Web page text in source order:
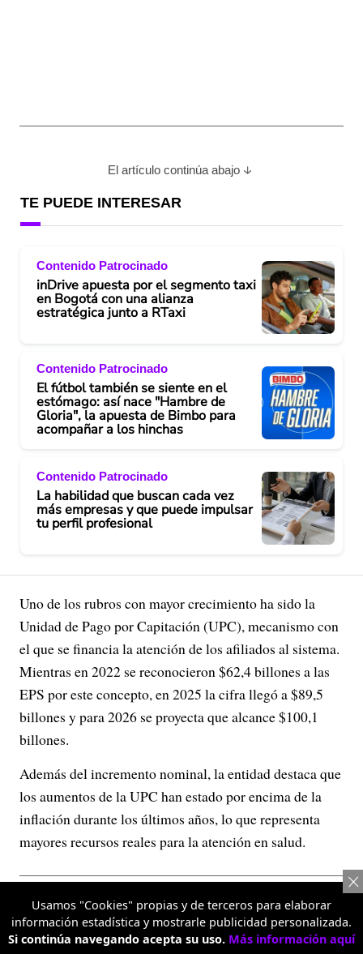
El artículo continúa abajo
TE PUEDE INTERESAR
Contenido Patrocinado
inDrive apuesta por el segmento taxi
en Bogotá con una alianza
estratégica junto a RTaxi
Contenido Patrocinado
El fútbol también se siente en el
estómago: así nace "Hambre de
Gloria", la apuesta de Bimbo para
acompañar a los hinchas
Contenido Patrocinado
La habilidad que buscan cada vez
más empresas y que puede impulsar
tu perfil profesional
Uno de los rubros con mayor crecimiento ha sido la
Unidad de Pago por Capitación (UPC), mecanismo con
el que se financia la atención de los afiliados al sistema.
Mientras en 2022 se reconocieron $62,4 billones a las
EPS por este concepto, en 2025 la cifra llegó a $89,5
billones y para 2026 se proyecta que alcance $100,1
billones.
Además del incremento nominal, la entidad destaca que
los aumentos de la UPC han estado por encima de la
inflación durante los últimos años, lo que representa
mayores recursos reales para la atención en salud.
Usamos "Cookies" propias y de terceros para elaborar
información estadística y mostrarle publicidad personalizada.
Si continúa navegando acepta su uso. Más información aquí